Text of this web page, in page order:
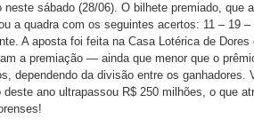
sábado (28/06). O bilhete premiado, que
a quadra com os seguintes acertos: 11 – 19 –
A aposta foi feita na Casa Lotérica de Dores
a premiação — ainda que menor que o
dependendo da divisão entre os ganhadores.
ano ultrapassou R$ 250 milhões, o que